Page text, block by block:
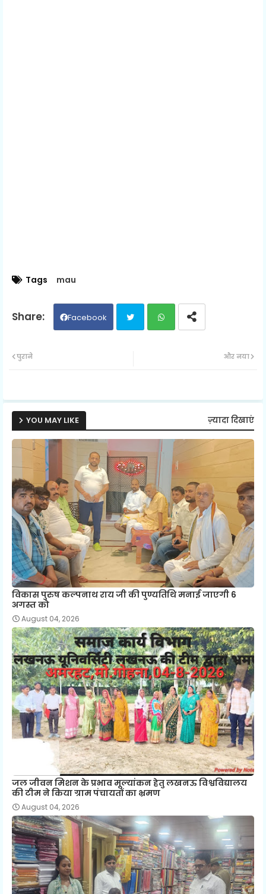
Tags mau
Facebook
ap
और नया
पुराने
YOU MAY LIKE ज़्यादा दिखाएं
विकास पुरुष कल्पनाथ राय जी की पुण्यतिथि मनाई जाएगी 6
अगस्त को
August 04, 2026
जल जीवन मिशन के प्रभाव मूल्यांकन हेतु लखनऊ विश्वविद्यालय
की टीम ने किया ग्राम पंचायतों का भ्रमण
August 04, 2026